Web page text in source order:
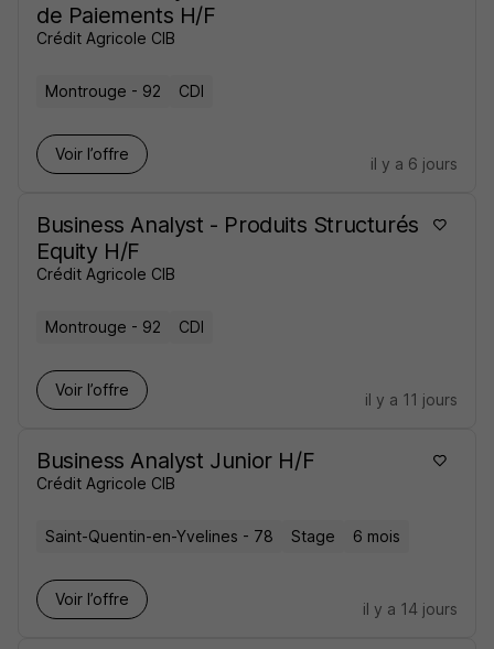
de Paiements H/F
Crédit Agricole CIB
Montrouge - 92 CDI
Voir l’offre
il y a 6 jours
Business Analyst - Produits Structurés
Equity H/F
Crédit Agricole CIB
Montrouge - 92 CDI
Voir l’offre
il y a 11 jours
Business Analyst Junior H/F
Crédit Agricole CIB
Saint-Quentin-en-Yvelines - 78 Stage 6 mois
Voir l’offre
il y a 14 jours